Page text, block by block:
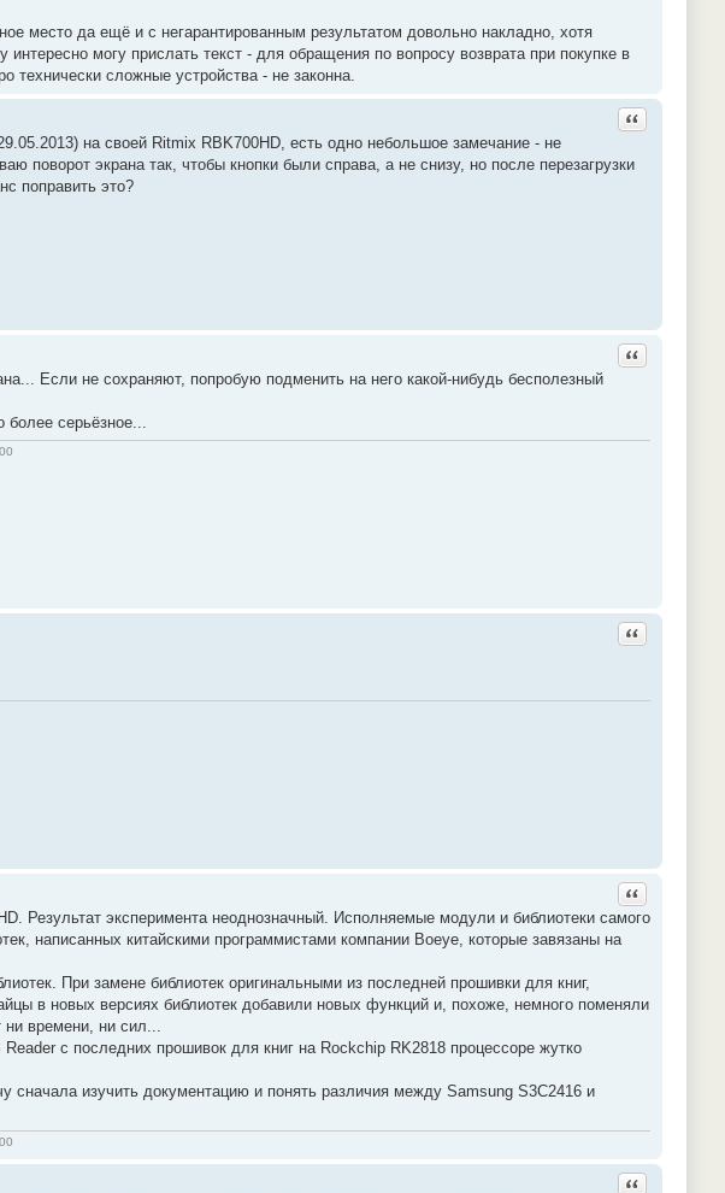
место да ещё и с негарантированным результатом довольно накладно, хотя
могу прислать текст - для обращения по вопросу возврата при покупке в
технически сложные устройства - не законна.
Ответить с
на своей Ritmix RBK700HD, есть одно небольшое замечание - не
поворот экрана так, чтобы кнопки были справа, а не снизу, но после перезагрузки
поправить это?
Ответить с
Если не сохраняют, попробую подменить на него какой-нибудь бесполезный
более серьёзное...
Ответить с
Ответить с
Результат эксперимента неоднозначный. Исполняемые модули и библиотеки самого
написанных китайскими программистами компании Boeye, которые завязаны на
При замене библиотек оригинальными из последней прошивки для книг,
в новых версиях библиотек добавили новых функций и, похоже, немного поменяли
ни времени, ни сил...
с последних прошивок для книг на Rockchip RK2818 процессоре жутко
сначала изучить документацию и понять различия между Samsung S3C2416 и
Ответить с